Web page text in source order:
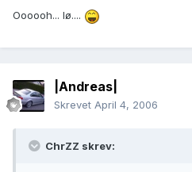
Oooooh... lø....
|Andreas|
Skrevet April 4, 2006
ChrZZ skrev: